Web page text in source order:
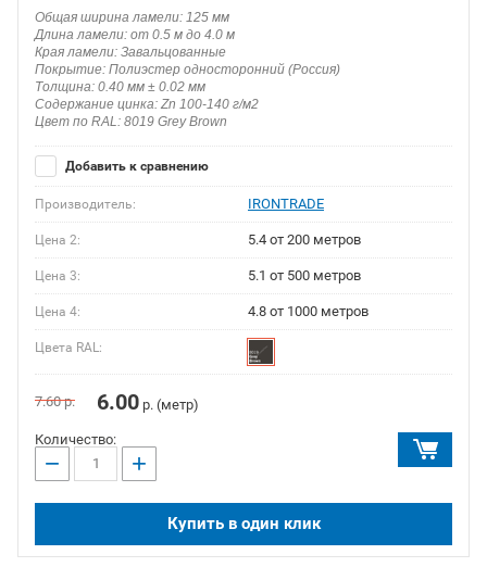
Общая ширина ламели: 125 мм
Длина ламели: от 0.5 м до 4.0 м
Края ламели: Завальцованные
Покрытие: Полиэстер односторонний (Россия)
Толщина: 0.40 мм ± 0.02 мм
Содержание цинка: Zn 100-140 г/м2
Цвет по RAL: 8019 Grey Brown
Добавить к сравнению
Производитель: IRONTRADE
Цена 2: 5.4 от 200 метров
Цена 3: 5.1 от 500 метров
Цена 4: 4.8 от 1000 метров
Цвета RAL:
7.60р. 6.00 р. (метр)
Количество:
− +
Купить в один клик